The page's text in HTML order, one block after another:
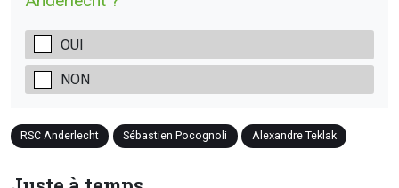
OUI
NON
RSC Anderlecht Sébastien Pocognoli Alexandre Teklak